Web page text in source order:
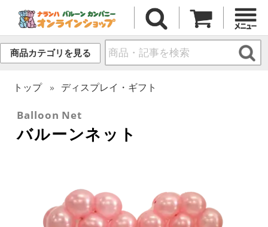
商品カテゴリを見る
トップ ディスプレイ・ギフト
Balloon Net
バルーンネット